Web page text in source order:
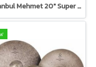
Istanbul Mehmet 20" Super Symphonic SYS20